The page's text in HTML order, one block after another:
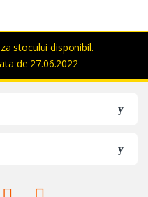
stocului disponibil.
de 27.06.2022